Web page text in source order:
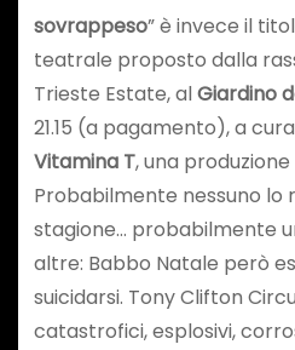
sovrappeso” è invece il
teatrale proposto dalla
Trieste Estate, alGiardino
21.15 (a pagamento), a cura
Vitamina T, una produzione
Probabilmente nessuno lo
stagione… probabilmente
altre: Babbo Natale però
suicidarsi. Tony Clifton
catastrofici, esplosivi,